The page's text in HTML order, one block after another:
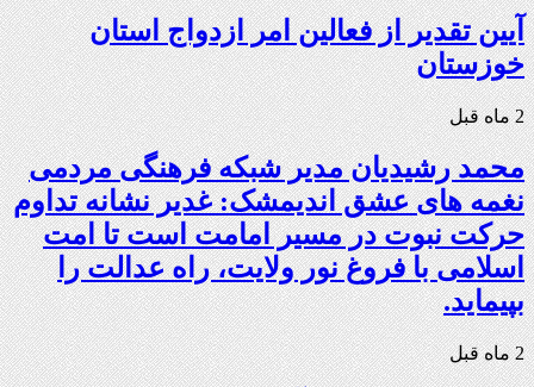
آیین تقدیر از فعالین امر ازدواج استان
خوزستان
2 ماه قبل
محمد رشیدیان مدیر شبکه فرهنگی مردمی
نغمه های عشق اندیمشک: غدیر نشانه تداوم
حرکت نبوت در مسیر امامت است تا امت
اسلامی با فروغ نور ولایت، راه عدالت را
بپیماید.
2 ماه قبل